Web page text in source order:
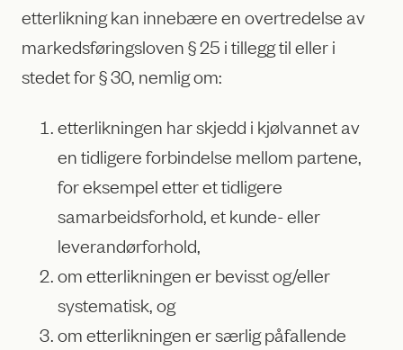
etterlikning kan innebære en overtredelse av
markedsføringsloven § 25 i tillegg til eller i
stedet for § 30, nemlig om:
etterlikningen har skjedd i kjølvannet av
en tidligere forbindelse mellom partene,
for eksempel etter et tidligere
samarbeidsforhold, et kunde- eller
leverandørforhold,
om etterlikningen er bevisst og/eller
systematisk, og
om etterlikningen er særlig påfallende